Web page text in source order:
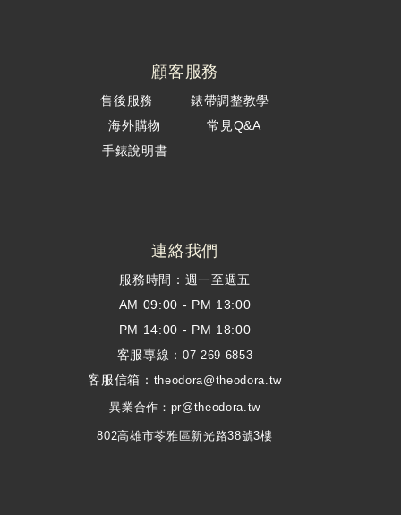
顧客服務
售後服務 錶帶調整教學
海外購物常見Q&A
手錶說明書
連絡我們
服務時間：週一至週五
AM 09:00 - PM 13:00
PM 14:00 - PM 18:00
客服專線：07-269-6853
客服信箱： theodora@theodora.tw
異業合作：pr@theodora.tw
802高雄市苓雅區新光路38號3樓